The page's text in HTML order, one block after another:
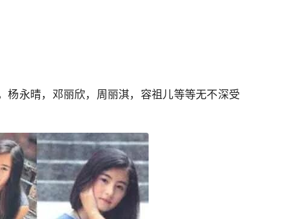
杨永晴，邓丽欣，周丽淇，容祖儿等等无不深受